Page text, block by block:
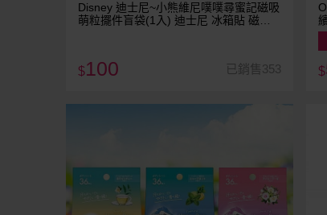
Disney 迪士尼~小熊維尼噗噗尋蜜記磁吸
萌粒擺件盲袋(1入) 迪士尼 冰箱貼 磁鐵
$100 已銷售353 $